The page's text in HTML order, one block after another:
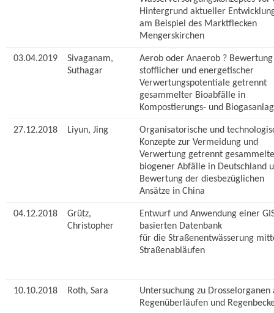
Hintergrund aktueller
am Beispiel des Marktflecken
Mengerskirchen
03.04.2019
Sivaganam,
Suthagar
Aerob oder Anaerob ? Bewertung
stofflicher und energetischer
Verwertungspotentiale getrennt
gesammelter Bioabfälle in
Kompostierungs- und
27.12.2018 Liyun, Jing
Organisatorische und
Konzepte zur Vermeidung und
Verwertung getrennt
biogener Abfälle in Deutschland
Bewertung der diesbezüglichen
Ansätze in China
04.12.2018
Grütz,
Christopher
Entwurf und Anwendung einer
basierten Datenbank
für die Straßenentwässerung
Straßenabläufen
10.10.2018 Roth, Sara
Untersuchung zu Drosselorganen
Regenüberläufen und